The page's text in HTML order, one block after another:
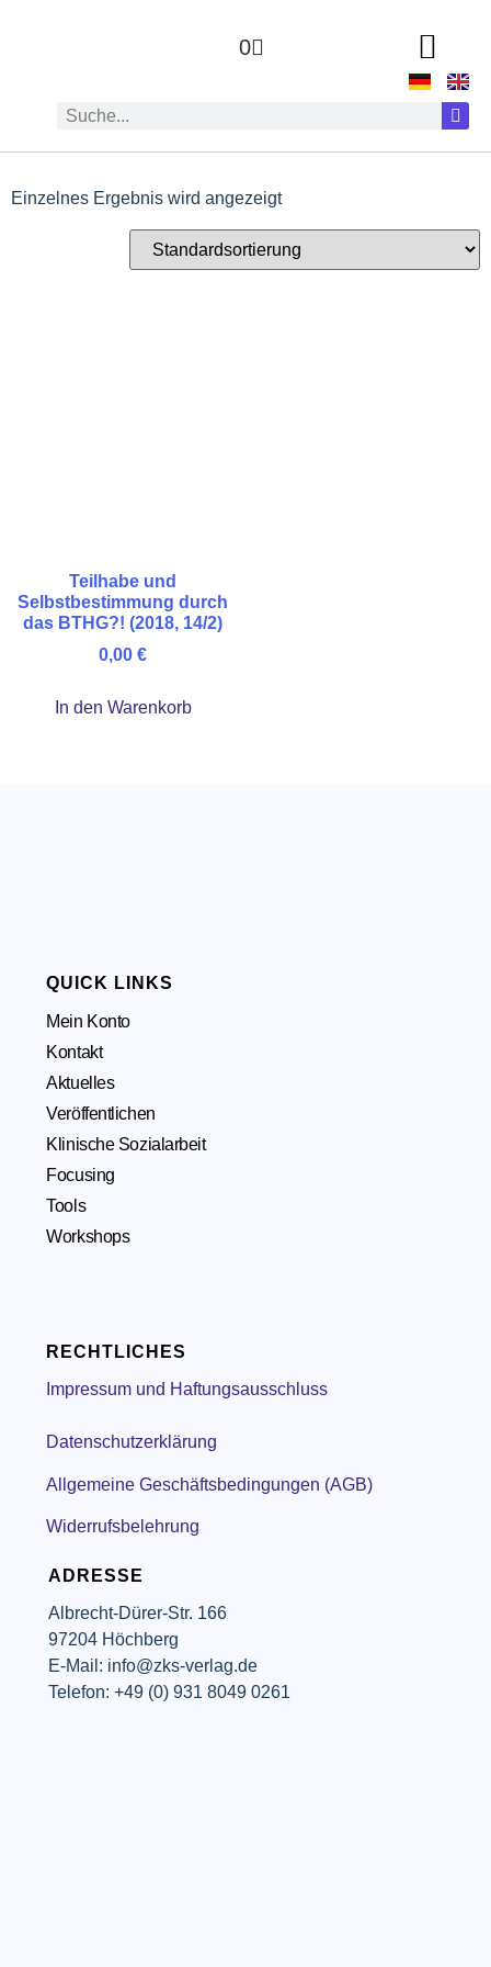
0
Einzelnes Ergebnis wird angezeigt
Teilhabe und
Selbstbestimmung durch
das BTHG?! (2018, 14/2)
0,00 €
In den Warenkorb
ADRESSE
Albrecht-Dürer-Str. 166
97204 Höchberg
E-Mail: info@zks-verlag.de
Telefon: +49 (0) 931 8049 0261
RECHTLICHES
Impressum und Haftungsausschluss
Datenschutzerklärung
Allgemeine Geschäftsbedingungen (AGB)
Widerrufsbelehrung
QUICK LINKS
Mein Konto
Kontakt
Aktuelles
Veröffentlichen
Klinische Sozialarbeit
Focusing
Tools
Workshops